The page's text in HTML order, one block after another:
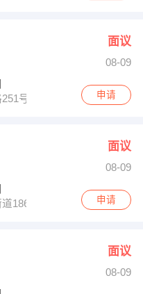
面议
08-09
号金港大厦B座1101
申请
面议
08-09
186号峨嵋小区斜对面二楼
申请
面议
08-09